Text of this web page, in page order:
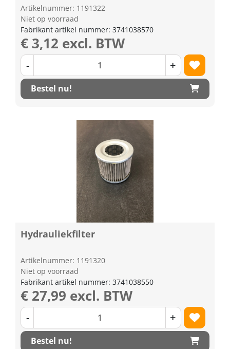
Artikelnummer: 1191322
Niet op voorraad
Fabrikant artikel nummer: 3741038570
€ 3,12 excl. BTW
- +
Bestel nu!
Hydrauliekfilter
Artikelnummer: 1191320
Niet op voorraad
Fabrikant artikel nummer: 3741038550
€ 27,99 excl. BTW
- +
Bestel nu!